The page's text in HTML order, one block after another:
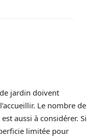
jardin doivent
Le nombre de
aussi à considérer. Si
limitée pour